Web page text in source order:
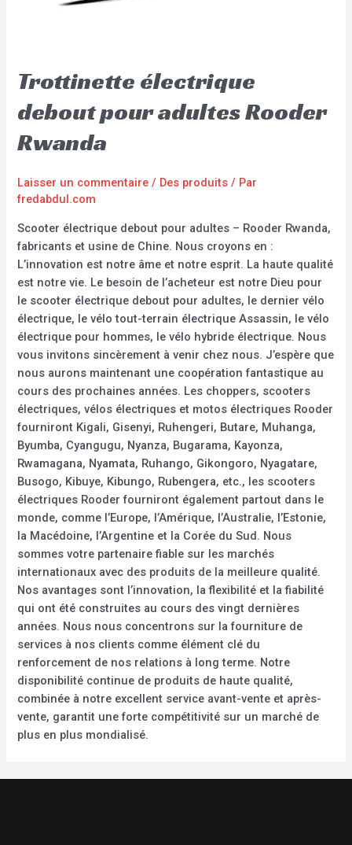
Trottinette électrique
debout pour adultes Rooder
Rwanda
Laisser un commentaire / Des produits / Par
fredabdul.com
Scooter électrique debout pour adultes – Rooder Rwanda,
fabricants et usine de Chine. Nous croyons en :
L’innovation est notre âme et notre esprit. La haute qualité
est notre vie. Le besoin de l’acheteur est notre Dieu pour
le scooter électrique debout pour adultes, le dernier vélo
électrique, le vélo tout-terrain électrique Assassin, le vélo
électrique pour hommes, le vélo hybride électrique. Nous
vous invitons sincèrement à venir chez nous. J’espère que
nous aurons maintenant une coopération fantastique au
cours des prochaines années. Les choppers, scooters
électriques, vélos électriques et motos électriques Rooder
fourniront Kigali, Gisenyi, Ruhengeri, Butare, Muhanga,
Byumba, Cyangugu, Nyanza, Bugarama, Kayonza,
Rwamagana, Nyamata, Ruhango, Gikongoro, Nyagatare,
Busogo, Kibuye, Kibungo, Rubengera, etc., les scooters
électriques Rooder fourniront également partout dans le
monde, comme l’Europe, l’Amérique, l’Australie, l’Estonie,
la Macédoine, l’Argentine et la Corée du Sud. Nous
sommes votre partenaire fiable sur les marchés
internationaux avec des produits de la meilleure qualité.
Nos avantages sont l’innovation, la flexibilité et la fiabilité
qui ont été construites au cours des vingt dernières
années. Nous nous concentrons sur la fourniture de
services à nos clients comme élément clé du
renforcement de nos relations à long terme. Notre
disponibilité continue de produits de haute qualité,
combinée à notre excellent service avant-vente et après-
vente, garantit une forte compétitivité sur un marché de
plus en plus mondialisé.